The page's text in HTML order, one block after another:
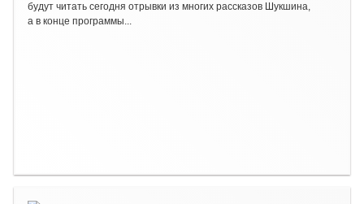
будут читать сегодня отрывки из многих рассказов Шукшина,
а в конце программы...